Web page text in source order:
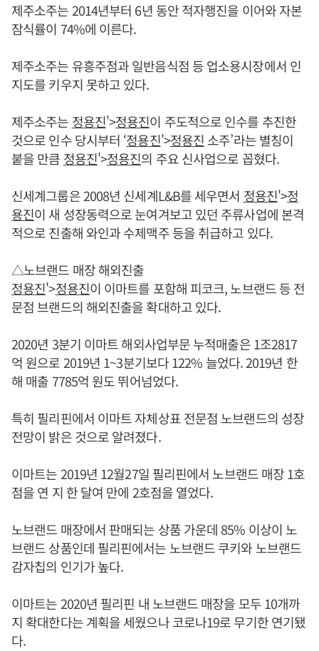
제주소주는 2014년부터 6년 동안 적자행진을 이어와 자본
잠식률이 74%에 이른다.
제주소주는 유흥주점과 일반음식점 등 업소용시장에서 인
지도를 키우지 못하고 있다.
제주소주는 정용진'>정용진이 주도적으로 인수를 추진한
것으로 인수 당시부터 ‘정용진'>정용진 소주’라는 별칭이
붙을 만큼 정용진'>정용진의 주요 신사업으로 꼽혔다.
신세계그룹은 2008년 신세계L&B를 세우면서 정용진'>정
용진이 새 성장동력으로 눈여겨보고 있던 주류사업에 본격
적으로 진출해 와인과 수제맥주 등을 취급하고 있다.
△노브랜드 매장 해외진출
정용진'>정용진이 이마트를 포함해 피코크, 노브랜드 등 전
문점 브랜드의 해외진출을 확대하고 있다.
2020년 3분기 이마트 해외사업부문 누적매출은 1조2817
억 원으로 2019년 1~3분기보다 122% 늘었다. 2019년 한
해 매출 7785억 원도 뛰어넘었다.
특히 필리핀에서 이마트 자체상표 전문점 노브랜드의 성장
전망이 밝은 것으로 알려졌다.
이마트는 2019년 12월27일 필리핀에서 노브랜드 매장 1호
점을 연 지 한 달여 만에 2호점을 열었다.
노브랜드 매장에서 판매되는 상품 가운데 85% 이상이 노
브랜드 상품인데 필리핀에서는 노브랜드 쿠키와 노브랜드
감자칩의 인기가 높다.
이마트는 2020년 필리핀 내 노브랜드 매장을 모두 10개까
지 확대한다는 계획을 세웠으나 코로나19로 무기한 연기됐
다.